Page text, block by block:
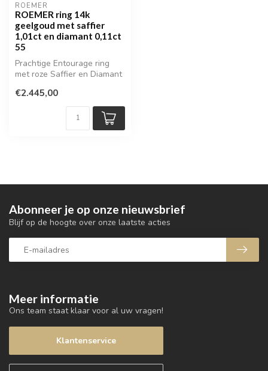
ROEMER
ROEMER ring 14k
geelgoud met saffier
1,01ct en diamant 0,11ct
55
Prachtige Entourage ring
met roze Saffier en Diamant
€2.445,00
Meer informatie
Ons team staat klaar voor al uw vragen!
Klantenservice
Abonneer je op onze nieuwsbrief
Blijf op de hoogte over onze laatste acties